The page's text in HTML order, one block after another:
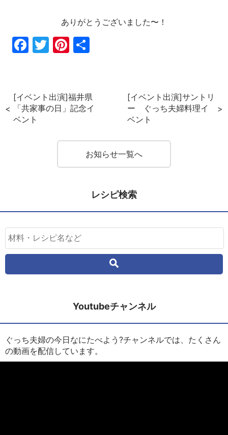
ありがとうございました〜！
Fac
Twi
Pin
[イベント出演]福井県
「共家事の日」記念イ
ベント
[イベント出演]サントリ
ー ぐっち夫婦料理イ
ベント
お知らせ一覧へ
レシピ検索
Youtubeチャンネル
ぐっち夫婦の今日なにたべよう?チャンネルでは、たくさん
の動画を配信しています。